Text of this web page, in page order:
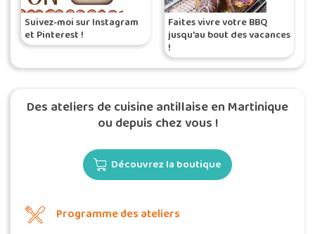
Suivez-moi sur Instagram
et Pinterest !
Faites vivre votre BBQ
jusqu’au bout des vacances
!
Des ateliers de cuisine antillaise en Martinique
ou depuis chez vous !
Découvrez la boutique
Programme des ateliers